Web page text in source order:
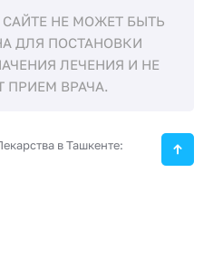
НЕ МОЖЕТ БЫТЬ
ДЛЯ ПОСТАНОВКИ
ЛЕЧЕНИЯ И НЕ
ПРИЕМ ВРАЧА.
в Ташкенте: